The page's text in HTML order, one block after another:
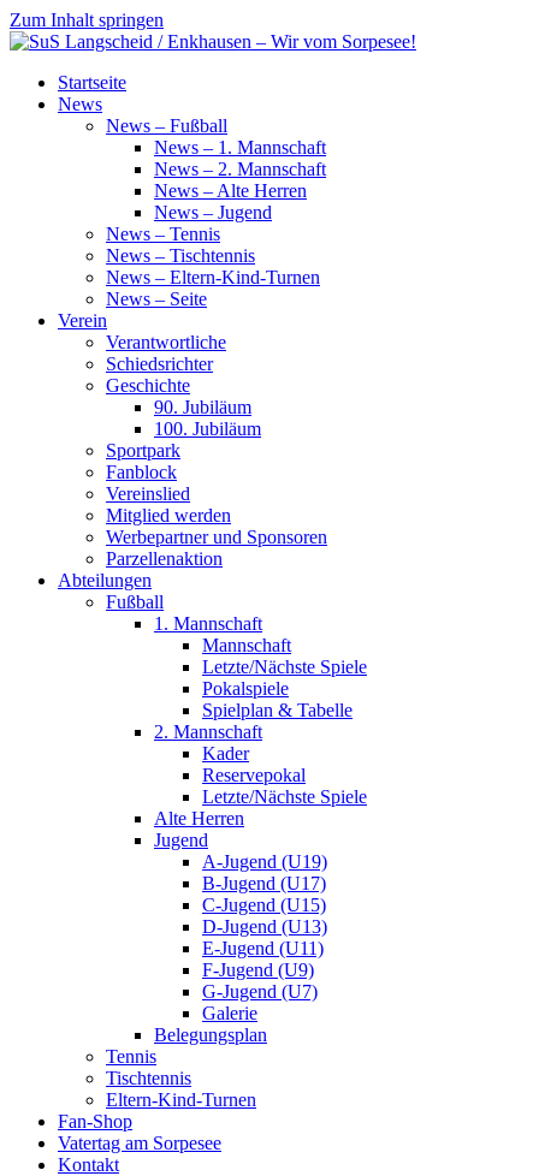
Zum Inhalt springen
SuS
Langscheid
Enkhausen
Wir
Sorpesee!
Startseite
News
News – Fußball
News – 1. Mannschaft
News – 2. Mannschaft
News – Alte Herren
News – Jugend
News – Tennis
News – Tischtennis
News – Eltern-Kind-Turnen
News – Seite
Verein
Verantwortliche
Schiedsrichter
Geschichte
90. Jubiläum
100. Jubiläum
Sportpark
Fanblock
Vereinslied
Mitglied werden
Werbepartner und Sponsoren
Parzellenaktion
Abteilungen
Fußball
1. Mannschaft
Mannschaft
Letzte/Nächste Spiele
Pokalspiele
Spielplan & Tabelle
2. Mannschaft
Kader
Reservepokal
Letzte/Nächste Spiele
Alte Herren
Jugend
A-Jugend (U19)
B-Jugend (U17)
C-Jugend (U15)
D-Jugend (U13)
E-Jugend (U11)
F-Jugend (U9)
G-Jugend (U7)
Galerie
Belegungsplan
Tennis
Tischtennis
Eltern-Kind-Turnen
Fan-Shop
Vatertag am Sorpesee
Kontakt